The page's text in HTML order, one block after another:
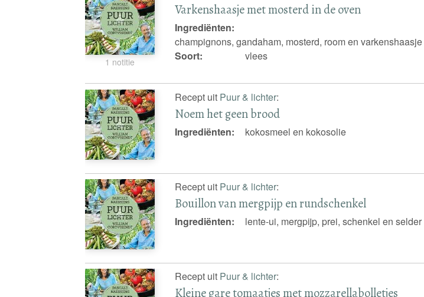
1 notitie
Varkenshaasje met mosterd in de oven
Ingrediënten:
champignons, gandaham, mosterd, room en varkenshaasje
Soort:
vlees
Recept uit Puur & lichter:
Noem het geen brood
Ingrediënten: kokosmeel en kokosolie
Recept uit Puur & lichter:
Bouillon van mergpijp en rundschenkel
Ingrediënten: lente-ui, mergpijp, prei, schenkel en selder
Recept uit Puur & lichter:
Kleine gare tomaatjes met mozzarellabolletjes